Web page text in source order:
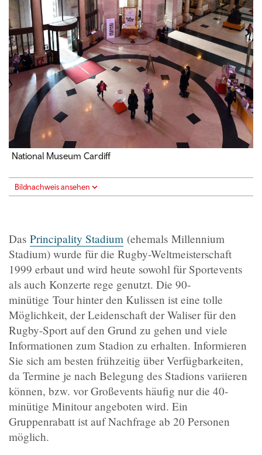
National Museum Cardiff
Bildnachweis ansehen
Das Principality Stadium (ehemals Millennium
Stadium) wurde für die Rugby-Weltmeisterschaft
1999 erbaut und wird heute sowohl für Sportevents
als auch Konzerte rege genutzt. Die 90-
minütige Tour hinter den Kulissen ist eine tolle
Möglichkeit, der Leidenschaft der Waliser für den
Rugby-Sport auf den Grund zu gehen und viele
Informationen zum Stadion zu erhalten. Informieren
Sie sich am besten frühzeitig über Verfügbarkeiten,
da Termine je nach Belegung des Stadions variieren
können, bzw. vor Großevents häufig nur die 40-
minütige Minitour angeboten wird. Ein
Gruppenrabatt ist auf Nachfrage ab 20 Personen
möglich.